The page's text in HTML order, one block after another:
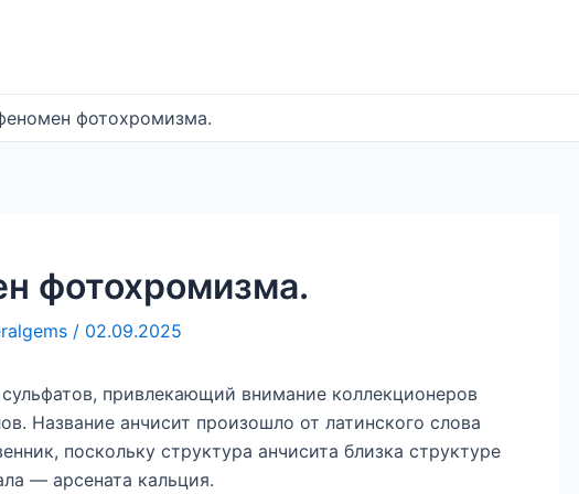
фотохромизма.
фотохромизма.
/ 02.09.2025
привлекающий внимание коллекционеров
Название анчисит произошло от латинского слова
поскольку структура анчисита близка структуре
— арсената кальция.